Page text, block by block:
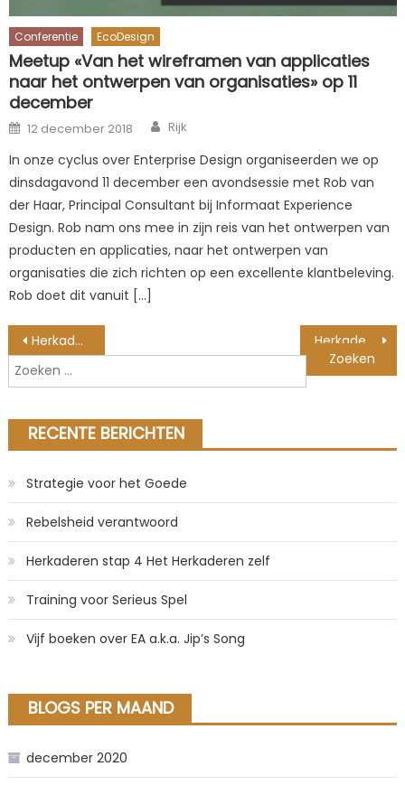
Conferentie EcoDesign
Meetup «Van het wireframen van applicaties
naar het ontwerpen van organisaties» op 11
december
Posted
on
12 december 2018 Author
Rijk
In onze cyclus over Enterprise Design organiseerden we op
dinsdagavond 11 december een avondsessie met Rob van
der Haar, Principal Consultant bij Informaat Experience
Design. Rob nam ons mee in zijn reis van het ontwerpen van
producten en applicaties, naar het ontwerpen van
organisaties die zich richten op een excellente klantbeleving.
Rob doet dit vanuit […]
Berichtnavigatie
Herkaderen Stap 1: Begrijp de Paradox
Zoeken
naar:
RECENTE BERICHTEN
Strategie voor het Goede
Rebelsheid verantwoord
Herkaderen stap 4 Het Herkaderen zelf
Training voor Serieus Spel
Vijf boeken over EA a.k.a. Jip’s Song
BLOGS PER MAAND
december 2020